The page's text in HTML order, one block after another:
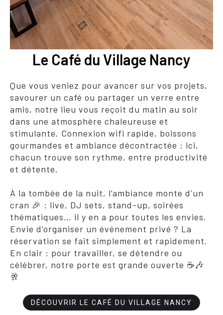
Le Café du Village Nancy
Que vous veniez pour avancer sur vos projets,
savourer un café ou partager un verre entre
amis, notre lieu vous reçoit du matin au soir
dans une atmosphère chaleureuse et
stimulante. Connexion wifi rapide, boissons
gourmandes et ambiance décontractée : ici,
chacun trouve son rythme, entre productivité
et détente.
À la tombée de la nuit, l’ambiance monte d’un
cran 🎉 : live, DJ sets, stand-up, soirées
thématiques… il y en a pour toutes les envies.
Envie d’organiser un événement privé ? La
réservation se fait simplement et rapidement.
En clair : pour travailler, se détendre ou
célébrer, notre porte est grande ouverte ☕🎶
🥂
DÉCOUVRIR LE CAFÉ DU VILLAGE NANCY